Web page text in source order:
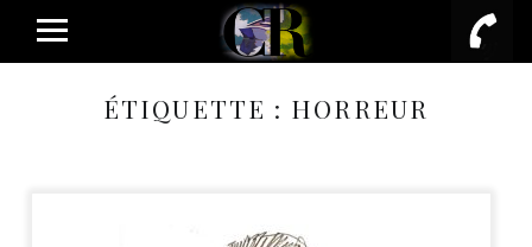
PRIMARY MENU
ÉTIQUETTE : HORREUR